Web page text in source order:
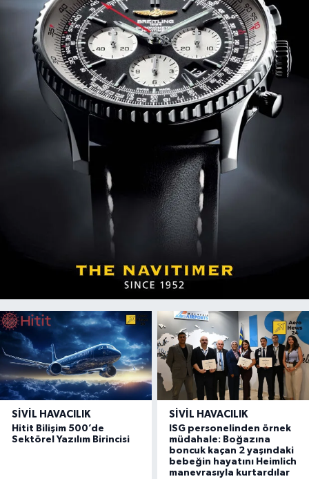
SIVIL HAVACILIK
Hitit Bilişim 500’de
Sektörel Yazılım Birincisi
SIVIL HAVACILIK
ISG personelinden örnek
müdahale: Boğazına
boncuk kaçan 2 yaşındaki
bebeğin hayatını Heimlich
manevrasıyla kurtardılar